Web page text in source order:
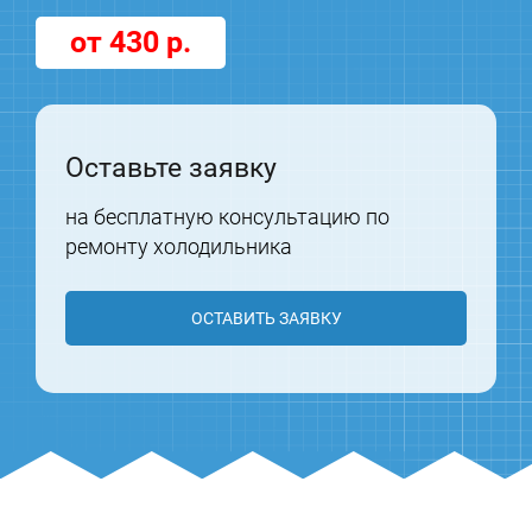
от 430 р.
Оставьте заявку
на бесплатную консультацию по
ремонту холодильника
ОСТАВИТЬ ЗАЯВКУ